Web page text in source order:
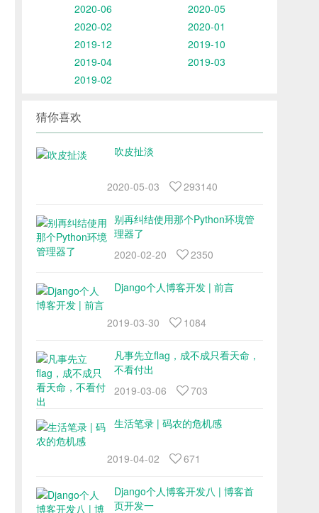
2020-06
2020-05
2020-02
2020-01
2019-12
2019-10
2019-04
2019-03
2019-02
猜你喜欢
吹皮扯淡
2020-05-03 293140
别再纠结使用那个Python环境管
理器了
2020-02-20
2350
Django个人博客开发 | 前言
2019-03-30 1084
凡事先立flag，成不成只看天命，
不看付出
2019-03-06
703
生活笔录 | 码农的危机感
2019-04-02 671
Django个人博客开发八 | 博客首
页开发一